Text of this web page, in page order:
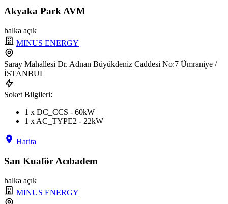
Akyaka Park AVM
halka açık
MINUS ENERGY
Saray Mahallesi Dr. Adnan Büyükdeniz Caddesi No:7 Ümraniye /
İSTANBUL
Soket Bilgileri:
1 x DC_CCS - 60kW
1 x AC_TYPE2 - 22kW
Harita
San Kuaför Acıbadem
halka açık
MINUS ENERGY